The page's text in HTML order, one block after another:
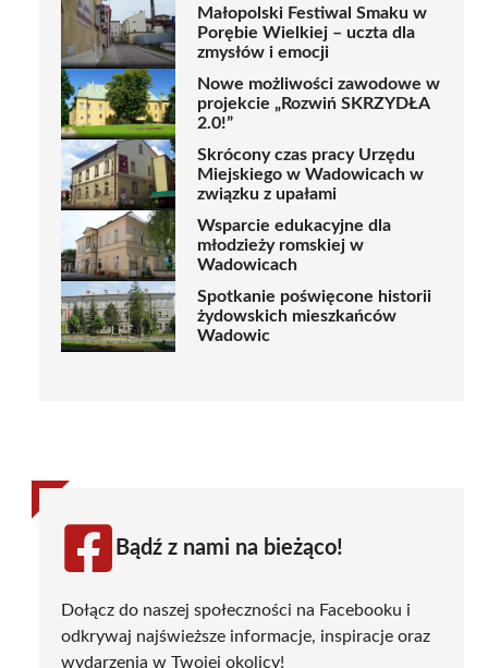
Małopolski Festiwal Smaku w
Porębie Wielkiej – uczta dla
zmysłów i emocji
Nowe możliwości zawodowe w
projekcie „Rozwiń SKRZYDŁA
2.0!”
Skrócony czas pracy Urzędu
Miejskiego w Wadowicach w
związku z upałami
Wsparcie edukacyjne dla
młodzieży romskiej w
Wadowicach
Spotkanie poświęcone historii
żydowskich mieszkańców
Wadowic
Bądź z nami na bieżąco!
Dołącz do naszej społeczności na Facebooku i
odkrywaj najświeższe informacje, inspiracje oraz
wydarzenia w Twojej okolicy!